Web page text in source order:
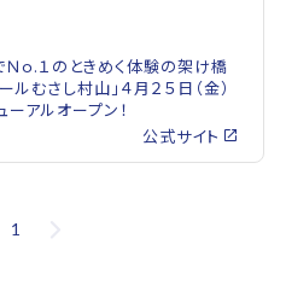
ｏ.１のときめく体験の架け橋
ルむさし村山」４月２５日（金）
ーアルオープン！
公式サイト
1